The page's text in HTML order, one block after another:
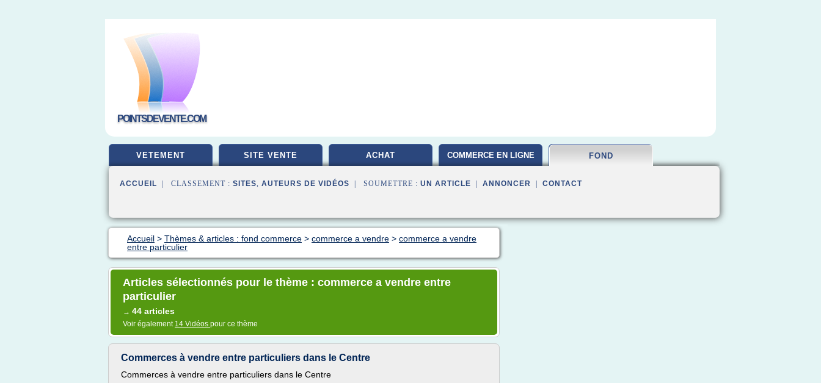
POINTSDEVENTE.COM
VETEMENT SITE VENTE ACHAT COMMERCE EN LIGNE FOND
ACCUEIL | CLASSEMENT : SITES, AUTEURS DE VIDÉOS | SOUMETTRE : UN ARTICLE ANNONCER CONTACT
Accueil > Thèmes & articles : fond commerce > commerce a vendre > commerce a vendre
entre particulier
Articles sélectionnés pour le thème : commerce a vendre entre
particulier
→ 44 articles
Voir également 14 Vidéos pour ce thème
Commerces à vendre entre particuliers dans le Centre
Commerces à vendre entre particuliers dans le Centre